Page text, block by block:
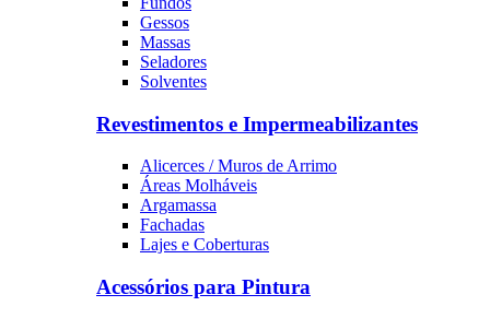
Gessos
Massas
Seladores
Solventes
Revestimentos e Impermeabilizantes
Alicerces / Muros de Arrimo
Áreas Molháveis
Argamassa
Fachadas
Lajes e Coberturas
Acessórios para Pintura